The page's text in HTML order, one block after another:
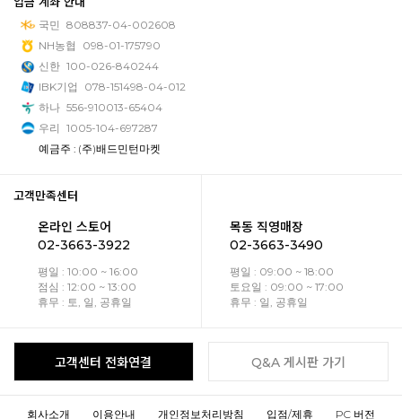
국민 808837-04-002608
NH농협
098-01-175790
신한 100-026-840244
IBK기업
078-151498-04-012
하나 556-910013-65404
우리 1005-104-697287
예금주 : (주)배드민턴마켓
고객만족센터
온라인 스토어
02-3663-3922
평일 : 10:00 ~ 16:00
점심 : 12:00 ~ 13:00
휴무 : 토, 일, 공휴일
목동 직영매장
02-3663-3490
평일 : 09:00 ~ 18:00
토요일 : 09:00 ~ 17:00
휴무 : 일, 공휴일
고객센터 전화연결 Q&A 게시판 가기
회사소개 이용안내 개인정보처리방침 입점/제휴 PC 버전